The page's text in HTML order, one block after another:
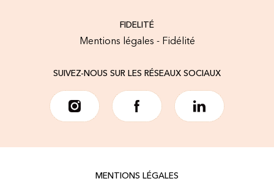
FIDELITÉ
Mentions légales - Fidélité
SUIVEZ-NOUS SUR LES RÉSEAUX SOCIAUX
MENTIONS LÉGALES